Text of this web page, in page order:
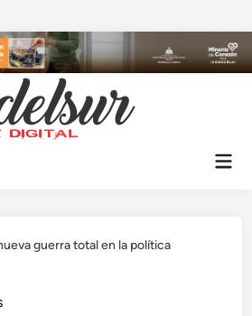
guerra total en la política